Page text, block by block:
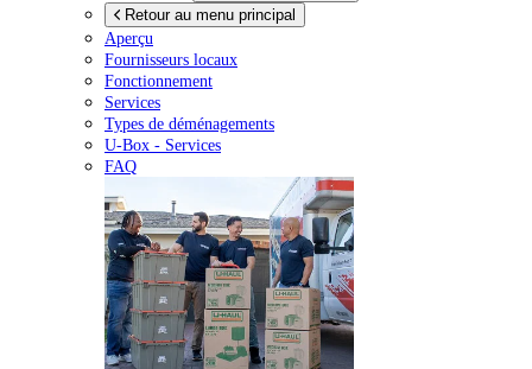
Retour au menu principal
Aperçu
Fournisseurs locaux
Fonctionnement
Services
Types de déménagements
U-Box - Services
FAQ